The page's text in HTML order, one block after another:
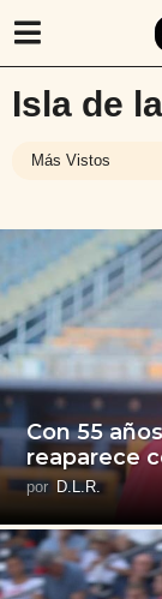
Isla de
Más Vistos
Con 55
reaparece
por D.L.R.